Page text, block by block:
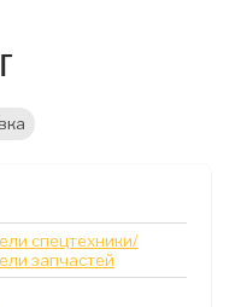
спецтехники/
запчастей